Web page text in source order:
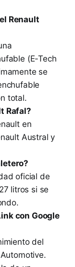
Renault
(E-Tech
se
total.
Rafal?
en
Austral y
oficial de
litros si se
con Google
del